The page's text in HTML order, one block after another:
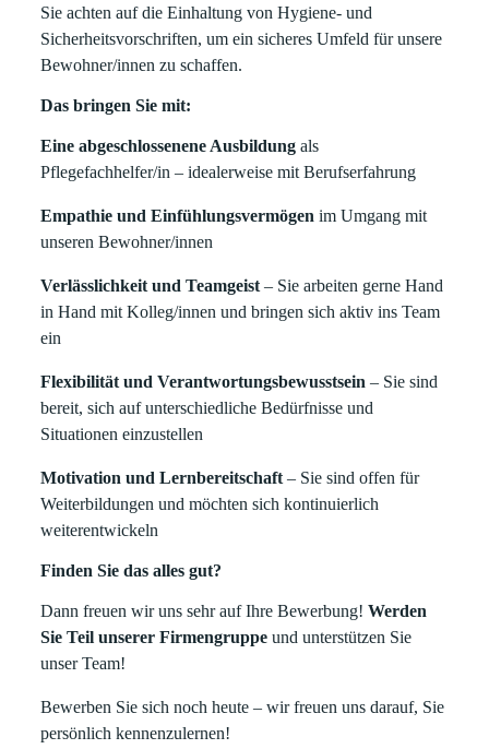
Sie achten auf die Einhaltung von Hygiene- und
Sicherheitsvorschriften, um ein sicheres Umfeld für unsere
Bewohner/innen zu schaffen.
Das bringen Sie mit:
Eine abgeschlossenene Ausbildungals
Pflegefachhelfer/in – idealerweise mit Berufserfahrung
Empathie und Einfühlungsvermögen im Umgang mit
unseren Bewohner/innen
Verlässlichkeit und Teamgeist – Sie arbeiten gerne Hand
in Hand mit Kolleg/innen und bringen sich aktiv ins Team
ein
Flexibilität und Verantwortungsbewusstsein – Sie sind
bereit, sich auf unterschiedliche Bedürfnisse und
Situationen einzustellen
Motivation und Lernbereitschaft – Sie sind offen für
Weiterbildungen und möchten sich kontinuierlich
weiterentwickeln
Finden Sie das alles gut?
Dann freuen wir uns sehr auf Ihre Bewerbung!Werden
Sie Teil unserer Firmengruppe und unterstützen Sie
unser Team!
Bewerben Sie sich noch heute – wir freuen uns darauf, Sie
persönlich kennenzulernen!